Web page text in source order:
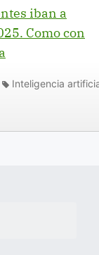
iban a
Como con
Inteligencia